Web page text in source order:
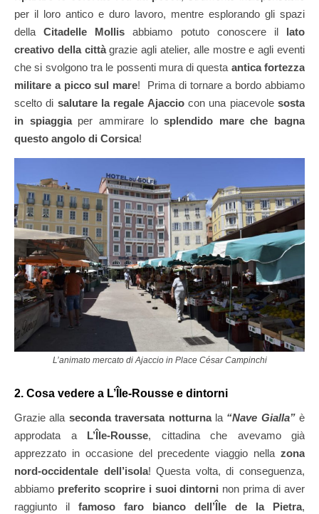
per il loro antico e duro lavoro, mentre esplorando gli spazi
dellaCitadelle Mollis abbiamo potuto conoscere il lato
creativo della cittàgrazie agli atelier, alle mostre e agli eventi
che si svolgono tra le possenti mura di questa antica fortezza
militare a picco sul mare! Prima di tornare a bordo abbiamo
scelto di salutare la regale Ajacciocon una piacevolesosta
in spiaggiaper ammirare losplendido mare che bagna
questo angolo di Corsica!
L’animato mercato di Ajaccio in Place César Campinchi
2. Cosa vedere a L’Île-Rousse e dintorni
Grazie alla seconda traversata notturnala “Nave Gialla”è
approdata a L’Île-Rousse, cittadina che avevamo già
apprezzato in occasione del precedente viaggio nella zona
nord-occidentale dell’isola! Questa volta, di conseguenza,
abbiamo preferito scoprire i suoi dintorni non prima di aver
raggiunto il famoso faro bianco dell’Île de la Pietra,